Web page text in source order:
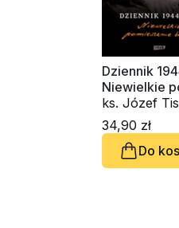
Dziennik
Niewielkie
klepek
ks.
34,90 zł
Do